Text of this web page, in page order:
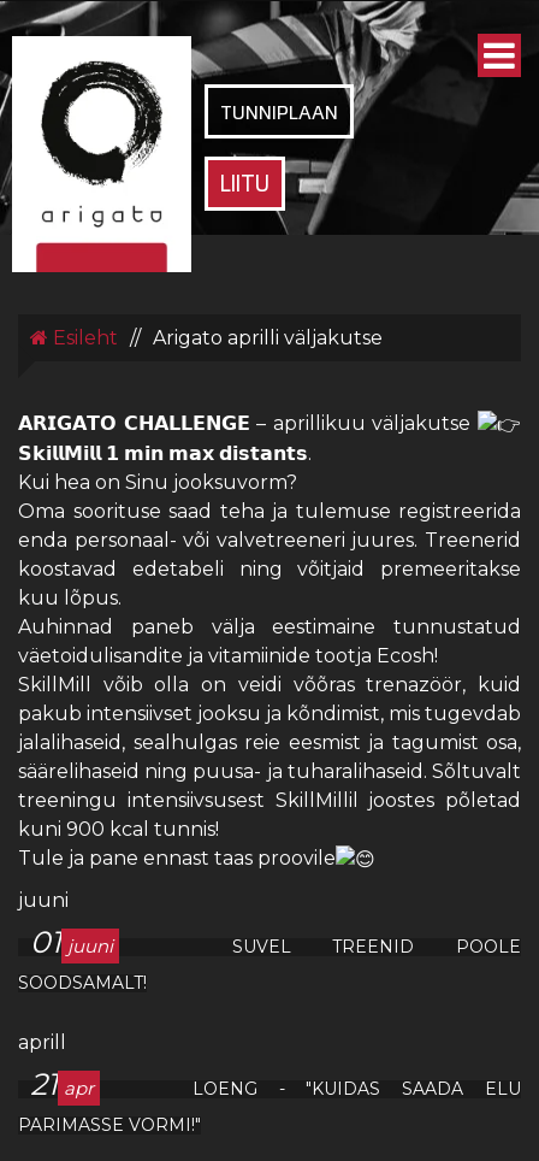
TUNNIPLAAN
LIITU
ARIGATO
SPORDIKLUBI
Esileht // Arigato aprilli väljakutse
𝗔𝗥𝗜𝗚𝗔𝗧𝗢 𝗖𝗛𝗔𝗟𝗟𝗘𝗡𝗚𝗘 – aprillikuu väljakutse
𝗦𝗸𝗶𝗹𝗹𝗠𝗶𝗹𝗹 𝟭 𝗺𝗶𝗻 𝗺𝗮𝘅 𝗱𝗶𝘀𝘁𝗮𝗻𝘁𝘀.
Kui hea on Sinu jooksuvorm?
Oma soorituse saad teha ja tulemuse registreerida
enda personaal- või valvetreeneri juures. Treenerid
koostavad edetabeli ning võitjaid premeeritakse
kuu lõpus.
Auhinnad paneb välja eestimaine tunnustatud
väetoidulisandite ja vitamiinide tootja Ecosh!
SkillMill võib olla on veidi võõras trenazöör, kuid
pakub intensiivset jooksu ja kõndimist, mis tugevdab
jalalihaseid, sealhulgas reie eesmist ja tagumist osa,
säärelihaseid ning puusa- ja tuharalihaseid. Sõltuvalt
treeningu intensiivsusest SkillMillil joostes põletad
kuni 900 kcal tunnis!
Tule ja pane ennast taas proovile
juuni
01 juuni
SUVEL TREENID POOLE
SOODSAMALT!
aprill
21 apr
LOENG - "KUIDAS SAADA ELU
PARIMASSE VORMI!"